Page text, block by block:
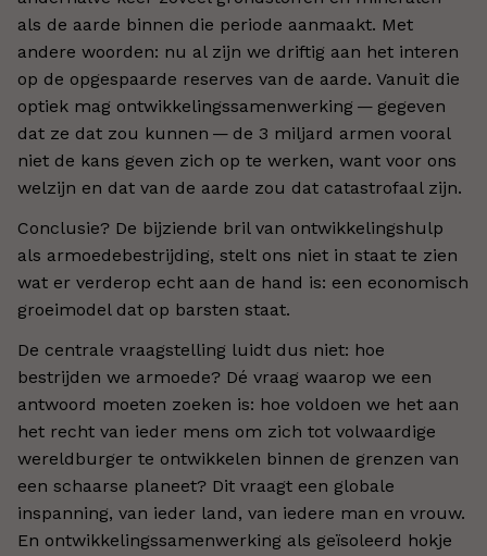
als de aarde binnen die periode aanmaakt. Met
andere woorden: nu al zijn we driftig aan het interen
op de opgespaarde reserves van de aarde. Vanuit die
optiek mag ontwikkelingssamenwerking — gegeven
dat ze dat zou kunnen — de 3 miljard armen vooral
niet de kans geven zich op te werken, want voor ons
welzijn en dat van de aarde zou dat catastrofaal zijn.
Conclusie? De bijziende bril van ontwikkelingshulp
als armoedebestrijding, stelt ons niet in staat te zien
wat er verderop echt aan de hand is: een economisch
groeimodel dat op barsten staat.
De centrale vraagstelling luidt dus niet: hoe
bestrijden we armoede? Dé vraag waarop we een
antwoord moeten zoeken is: hoe voldoen we het aan
het recht van ieder mens om zich tot volwaardige
wereldburger te ontwikkelen binnen de grenzen van
een schaarse planeet? Dit vraagt een globale
inspanning, van ieder land, van iedere man en vrouw.
En ontwikkelingssamenwerking als geïsoleerd hokje